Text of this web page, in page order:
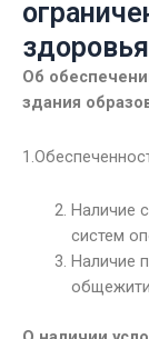
здоровья
Об
здания
Наличие
систем
Наличие